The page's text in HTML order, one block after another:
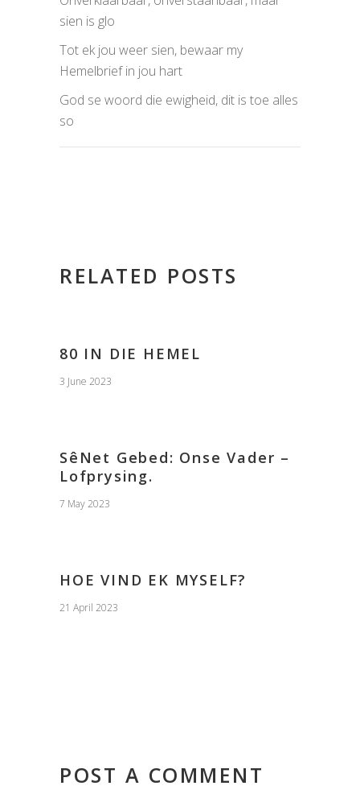
sien is glo
Tot ek jou weer sien, bewaar my
Hemelbrief in jou hart
God se woord die ewigheid, dit is toe alles
so
RELATED POSTS
80 IN DIE HEMEL
3 June 2023
SêNet Gebed: Onse Vader –
Lofprysing.
7 May 2023
HOE VIND EK MYSELF?
21 April 2023
POST A COMMENT